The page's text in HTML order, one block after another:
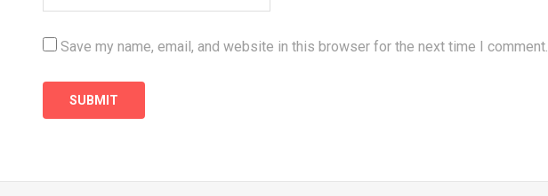
Save my name, email, and website in this browser for the next time I comment.